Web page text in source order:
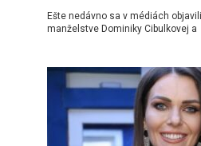
Ešte nedávno sa v médiách
manželstve Dominiky Cibulkovej a